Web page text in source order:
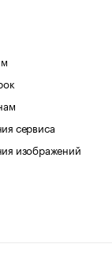
сервиса
изображений